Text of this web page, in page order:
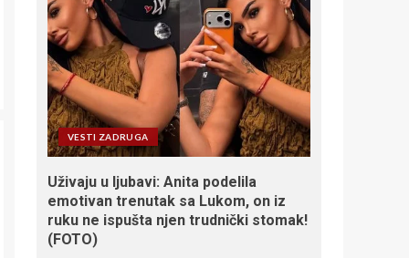
3
INFANTINO
OPTUŽEN DA JE
UCENIO MAROKO,
FINALE MUNDIJALA
ZARAD PODRŠKE:
Oglasila se Fifa i
objasnila o čemu je
reč
TUGA DO NEBA!
golman
VESTI ZADRUGA
Uživaju u ljubavi: Anita podelila
emotivan trenutak sa Lukom, on iz
ruku ne ispušta njen trudnički stomak!
(FOTO)